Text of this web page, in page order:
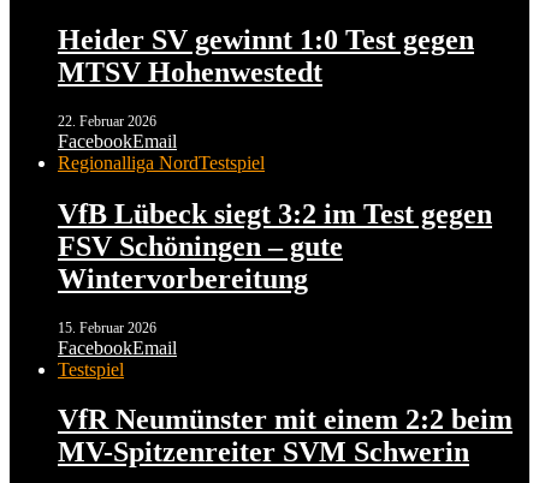
Heider SV gewinnt 1:0 Test gegen
MTSV Hohenwestedt
22. Februar 2026
FacebookEmail
Regionalliga NordTestspiel
VfB Lübeck siegt 3:2 im Test gegen
FSV Schöningen – gute
Wintervorbereitung
15. Februar 2026
FacebookEmail
Testspiel
VfR Neumünster mit einem 2:2 beim
MV-Spitzenreiter SVM Schwerin